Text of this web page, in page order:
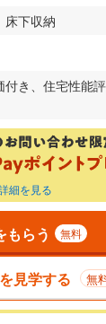
床下収納
き、住宅性能
細を見る
もらう 無料
見学する 無